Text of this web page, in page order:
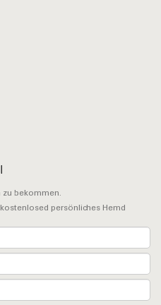
zu bekommen.
persönliches Hemd